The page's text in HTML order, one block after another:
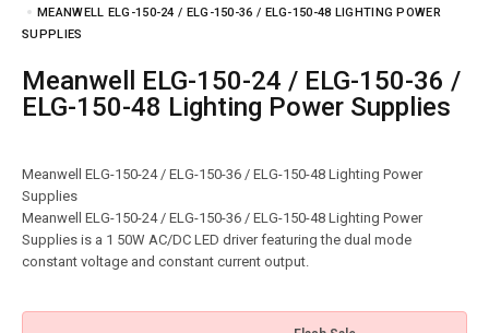
MEANWELL ELG-150-24 / ELG-150-36 / ELG-150-48 LIGHTING POWER
SUPPLIES
Meanwell ELG-150-24 / ELG-150-36 /
ELG-150-48 Lighting Power Supplies
Meanwell ELG-150-24 / ELG-150-36 / ELG-150-48 Lighting Power
Supplies
Meanwell ELG-150-24 / ELG-150-36 / ELG-150-48 Lighting Power
Supplies is a 1 50W AC/DC LED driver featuring the dual mode